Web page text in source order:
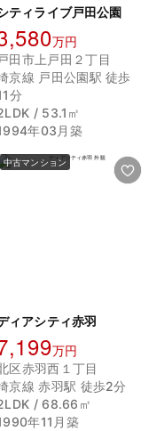
ティライブ戸田公園
万円
田市上戸田２丁目
京線 戸田公園駅 徒歩
分
/ 53.1㎡
年03月築
中古マンション
ィアシティ赤羽
万円
区赤羽西１丁目
京線 赤羽駅 徒歩2分
/ 68.66㎡
年11月築